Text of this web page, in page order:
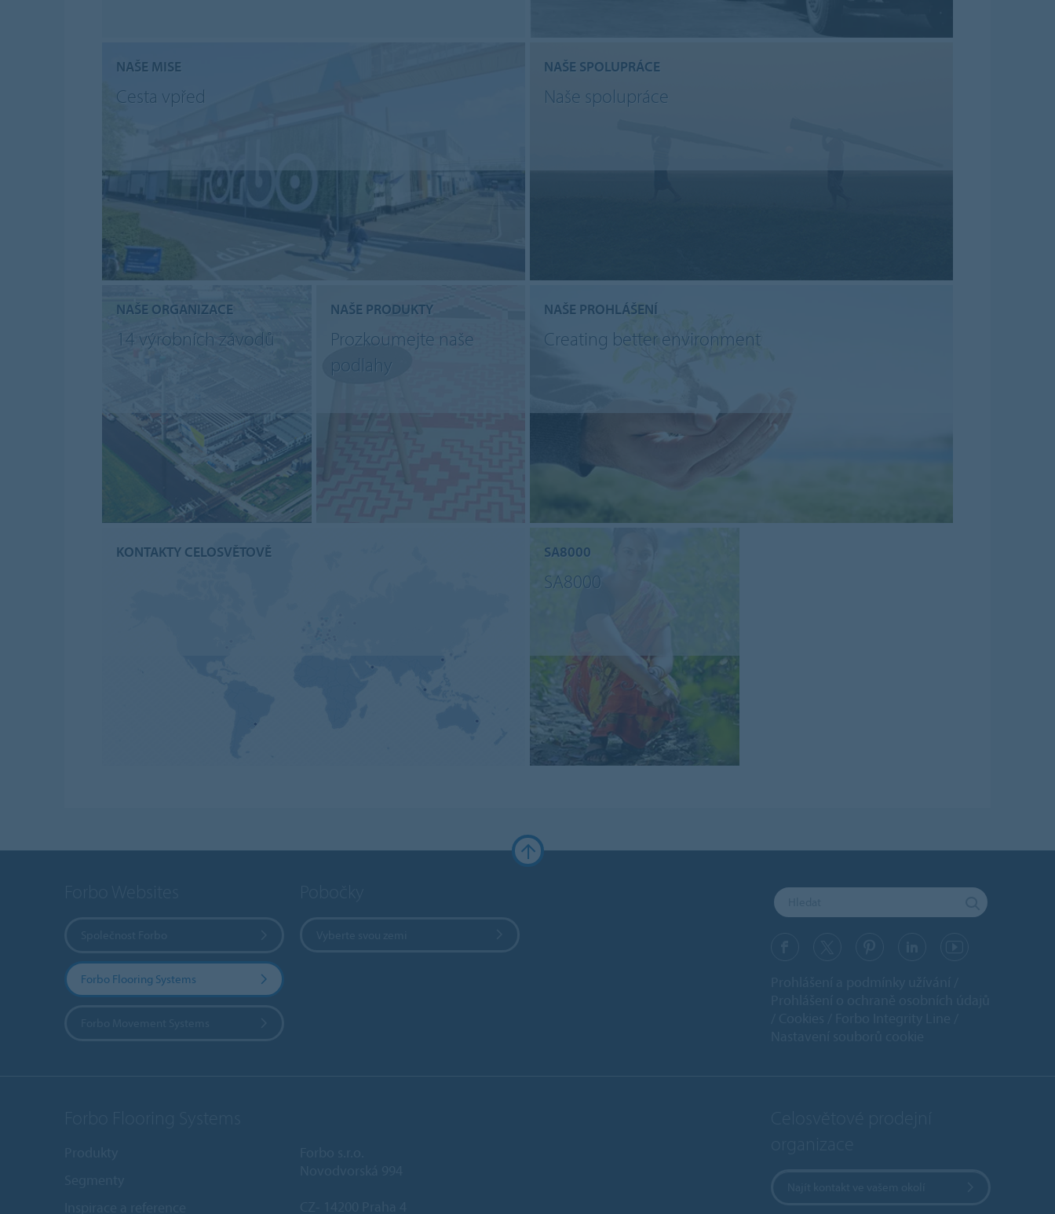
NAŠE MISE
Cesta vpřed
NAŠE SPOLUPRÁCE
Naše spolupráce
NAŠE ORGANIZACE
14 výrobních závodů
NAŠE PRODUKTY
Prozkoumejte naše
podlahy
NAŠE PROHLÁŠENÍ
Creating better environment
KONTAKTY CELOSVĚTOVĚ SA8000
SA8000
Forbo Flooring Systems